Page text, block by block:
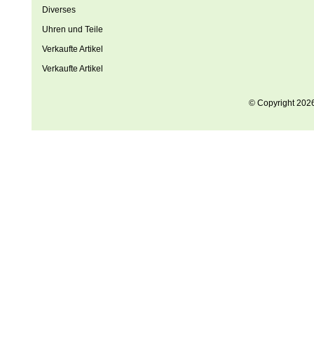
Diverses
Uhren und Teile
Verkaufte Artikel
Verkaufte Artikel
© Copyright